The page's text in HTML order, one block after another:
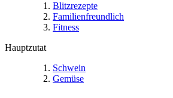
Blitzrezepte
Familienfreundlich
Fitness
Hauptzutat
Schwein
Gemüse